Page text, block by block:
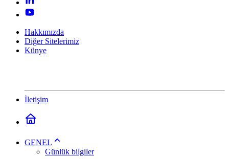
Hakkımızda
Diğer Sitelerimiz
Künye
İletişim
GENEL
Günlük bilgiler